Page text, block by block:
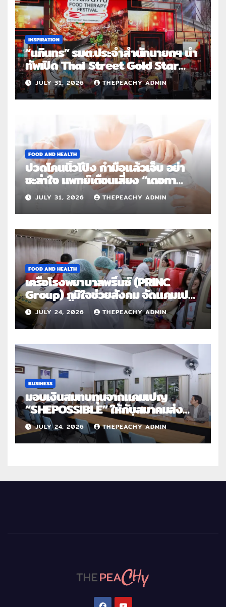
INSPIRATION
“นภินทร” รมต.ประจำสำนักนายกฯ นำ
ทัพเปิด Thai Street Gold Star
Roadshow 3 จังหวัดต้นแบบ
JULY 31, 2026 THEPEACHY ADMIN
FOOD AND HEALTH
ปวดโคนนิ้วโป้ง กำมือแล้วเจ็บ อย่า
ชะล่าใจ แพทย์เตือนเสี่ยง “เดอกา
แวง” โรคปลอกหุ้มเอ็นอักเสบจากการ
ใช้งานซ้ำ
JULY 31, 2026 THEPEACHY ADMIN
FOOD AND HEALTH
เครือโรงพยาบาลพริ้นซ์ (PRINC
Group) ภูมิใจช่วยสังคม จัดแคมเปญ
ใหญ่ระดับประเทศ “PRINC ผสาน :
สานต่อการให้ไม่สิ้นสุด”
JULY 24, 2026 THEPEACHY ADMIN
BUSINESS
มอบเงินสมทบทุนจากแคมเปญ
“SHEPOSSIBLE” ให้กับสมาคมส่ง
เสริมสถานภาพสตรีฯ เนื่องในวันสตรี
สากล 2569
JULY 24, 2026 THEPEACHY ADMIN